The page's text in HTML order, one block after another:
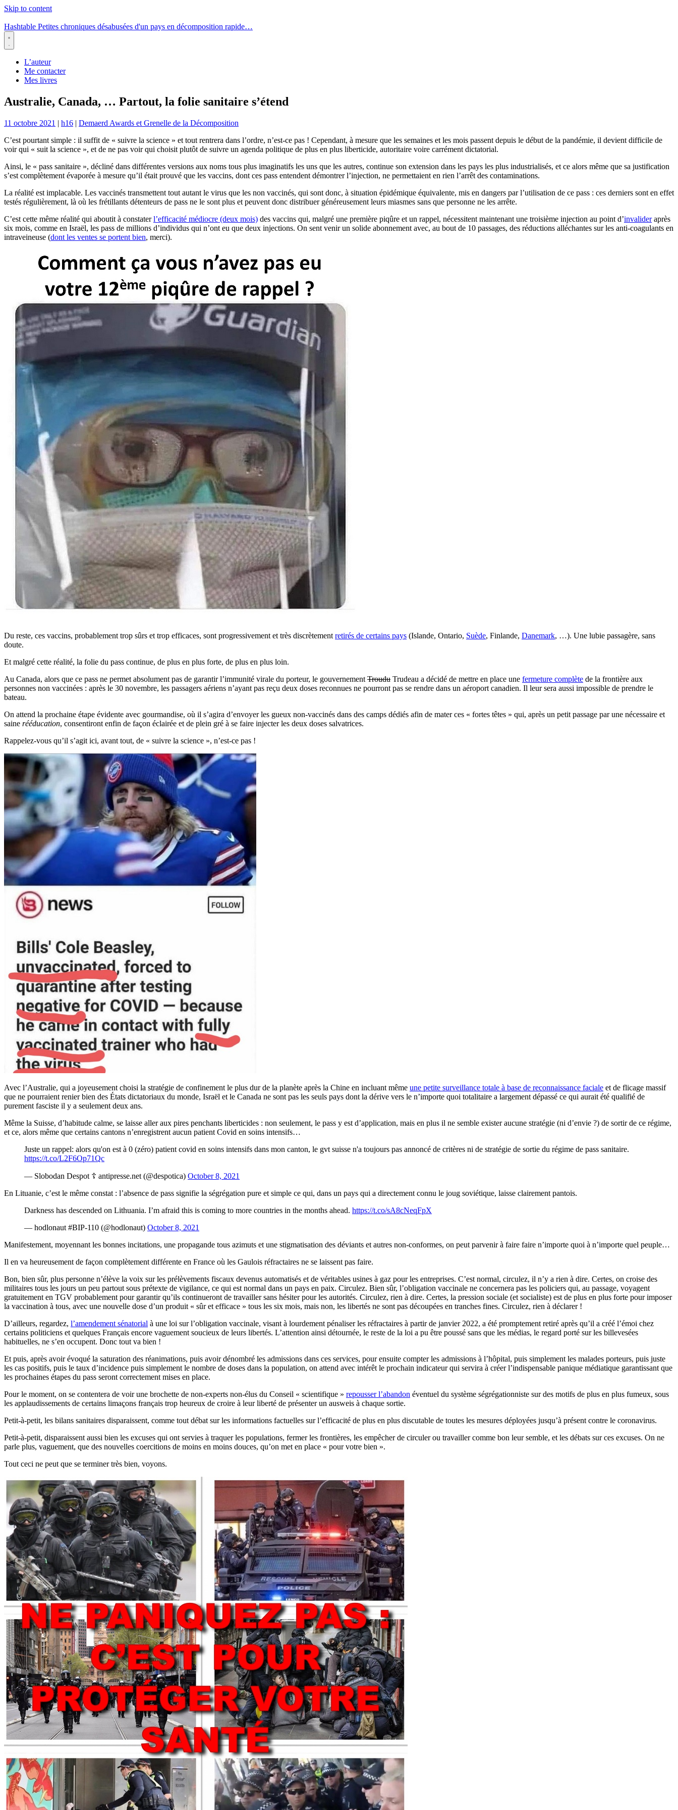
Skip to content
Hashtable Petites chroniques désabusées d'un pays en décomposition rapide…
Menu
L’auteur
Me contacter
Mes livres
Australie, Canada, … Partout, la folie sanitaire s’étend
11 octobre 2021 | h16 | Demaerd Awards et Grenelle de la Décomposition
C’est pourtant simple : il suffit de « suivre la science » et tout rentrera dans l’ordre, n’est-ce pas ! Cependant, à mesure que les semaines et les mois passent depuis le début de la pandémie, il devient difficile de
voir qui « suit la science », et de ne pas voir qui choisit plutôt de suivre un agenda politique de plus en plus liberticide, autoritaire voire carrément dictatorial.
Ainsi, le « pass sanitaire », décliné dans différentes versions aux noms tous plus imaginatifs les uns que les autres, continue son extension dans les pays les plus industrialisés, et ce alors même que sa justification
s’est complètement évaporée à mesure qu’il était prouvé que les vaccins, dont ces pass entendent démontrer l’injection, ne permettaient en rien l’arrêt des contaminations.
La réalité est implacable. Les vaccinés transmettent tout autant le virus que les non vaccinés, qui sont donc, à situation épidémique équivalente, mis en dangers par l’utilisation de ce pass : ces derniers sont en effet
testés régulièrement, là où les frétillants détenteurs de pass ne le sont plus et peuvent donc distribuer généreusement leurs miasmes sans que personne ne les arrête.
C’est cette même réalité qui aboutit à constaterl’efficacité médiocre (deux mois) des vaccins qui, malgré une première piqûre et un rappel, nécessitent maintenant une troisième injection au point d’invalideraprès
six mois, comme en Israël, les pass de millions d’individus qui n’ont eu que deux injections. On sent venir un solide abonnement avec, au bout de 10 passages, des réductions alléchantes sur les anti-coagulants en
intraveineuse (dont les ventes se portent bien, merci).
Du reste, ces vaccins, probablement trop sûrs et trop efficaces, sont progressivement et très discrètement retirés de certains pays (Islande, Ontario, Suède, Finlande, Danemark, …). Une lubie passagère, sans
doute.
Et malgré cette réalité, la folie du pass continue, de plus en plus forte, de plus en plus loin.
Au Canada, alors que ce pass ne permet absolument pas de garantir l’immunité virale du porteur, le gouvernement Troudu Trudeau a décidé de mettre en place une fermeture complète de la frontière aux
personnes non vaccinées : après le 30 novembre, les passagers aériens n’ayant pas reçu deux doses reconnues ne pourront pas se rendre dans un aéroport canadien. Il leur sera aussi impossible de prendre le
bateau.
On attend la prochaine étape évidente avec gourmandise, où il s’agira d’envoyer les gueux non-vaccinés dans des camps dédiés afin de mater ces « fortes têtes » qui, après un petit passage par une nécessaire et
saine rééducation, consentiront enfin de façon éclairée et de plein gré à se faire injecter les deux doses salvatrices.
Rappelez-vous qu’il s’agit ici, avant tout, de « suivre la science », n’est-ce pas !
Avec l’Australie, qui a joyeusement choisi la stratégie de confinement le plus dur de la planète après la Chine en incluant même une petite surveillance totale à base de reconnaissance faciale et de flicage massif
que ne pourraient renier bien des États dictatoriaux du monde, Israël et le Canada ne sont pas les seuls pays dont la dérive vers le n’importe quoi totalitaire a largement dépassé ce qui aurait été qualifié de
purement fasciste il y a seulement deux ans.
Même la Suisse, d’habitude calme, se laisse aller aux pires penchants liberticides : non seulement, le pass y est d’application, mais en plus il ne semble exister aucune stratégie (ni d’envie ?) de sortir de ce régime,
et ce, alors même que certains cantons n’enregistrent aucun patient Covid en soins intensifs…
Juste un rappel: alors qu'on est à 0 (zéro) patient covid en soins intensifs dans mon canton, le gvt suisse n'a toujours pas annoncé de critères ni de stratégie de sortie du régime de pass sanitaire.
https://t.co/L2F6Op71Qc
— Slobodan Despot ☦️ antipresse.net (@despotica) October 8, 2021
En Lituanie, c’est le même constat : l’absence de pass signifie la ségrégation pure et simple ce qui, dans un pays qui a directement connu le joug soviétique, laisse clairement pantois.
Darkness has descended on Lithuania. I’m afraid this is coming to more countries in the months ahead. https://t.co/sA8cNeqFpX
— hodlonaut #BIP-110 (@hodlonaut) October 8, 2021
Manifestement, moyennant les bonnes incitations, une propagande tous azimuts et une stigmatisation des déviants et autres non-conformes, on peut parvenir à faire faire n’importe quoi à n’importe quel peuple…
Il en va heureusement de façon complètement différente en France où les Gaulois réfractaires ne se laissent pas faire.
Bon, bien sûr, plus personne n’élève la voix sur les prélèvements fiscaux devenus automatisés et de véritables usines à gaz pour les entreprises. C’est normal, circulez, il n’y a rien à dire. Certes, on croise des
militaires tous les jours un peu partout sous prétexte de vigilance, ce qui est normal dans un pays en paix. Circulez. Bien sûr, l’obligation vaccinale ne concernera pas les policiers qui, au passage, voyagent
gratuitement en TGV probablement pour garantir qu’ils continueront de travailler sans hésiter pour les autorités. Circulez, rien à dire. Certes, la pression sociale (et socialiste) est de plus en plus forte pour imposer
la vaccination à tous, avec une nouvelle dose d’un produit « sûr et efficace » tous les six mois, mais non, les libertés ne sont pas découpées en tranches fines. Circulez, rien à déclarer !
D’ailleurs, regardez, l’amendement sénatorial à une loi sur l’obligation vaccinale, visant à lourdement pénaliser les réfractaires à partir de janvier 2022, a été promptement retiré après qu’il a créé l’émoi chez
certains politiciens et quelques Français encore vaguement soucieux de leurs libertés. L’attention ainsi détournée, le reste de la loi a pu être poussé sans que les médias, le regard porté sur les billevesées
habituelles, ne s’en occupent. Donc tout va bien !
Et puis, après avoir évoqué la saturation des réanimations, puis avoir dénombré les admissions dans ces services, pour ensuite compter les admissions à l’hôpital, puis simplement les malades porteurs, puis juste
les cas positifs, puis le taux d’incidence puis simplement le nombre de doses dans la population, on attend avec intérêt le prochain indicateur qui servira à créer l’indispensable panique médiatique garantissant que
les prochaines étapes du pass seront correctement mises en place.
Pour le moment, on se contentera de voir une brochette de non-experts non-élus du Conseil « scientifique » repousser l’abandon éventuel du système ségrégationniste sur des motifs de plus en plus fumeux, sous
les applaudissements de certains limaçons français trop heureux de croire à leur liberté de présenter un ausweis à chaque sortie.
Petit-à-petit, les bilans sanitaires disparaissent, comme tout débat sur les informations factuelles sur l’efficacité de plus en plus discutable de toutes les mesures déployées jusqu’à présent contre le coronavirus.
Petit-à-petit, disparaissent aussi bien les excuses qui ont servies à traquer les populations, fermer les frontières, les empêcher de circuler ou travailler comme bon leur semble, et les débats sur ces excuses. On ne
parle plus, vaguement, que des nouvelles coercitions de moins en moins douces, qu’on met en place « pour votre bien ».
Tout ceci ne peut que se terminer très bien, voyons.